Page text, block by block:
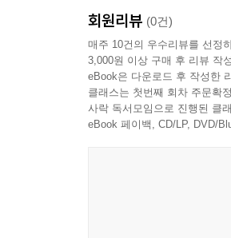
the same flesh and blood,
us; for this remark will
admiration at the colours
relations was found to be
took care to lend him a
came back to return
회원리뷰 (0건)
매주 10건의 우수리뷰를 선정
3,000원 이상 구매 후 리뷰 작
eBook은 다운로드 후 작성한
클래스는 첫번째 회차 주문확
사락 독서모임으로 진행된 클
eBook 페이백, CD/LP, DVD/